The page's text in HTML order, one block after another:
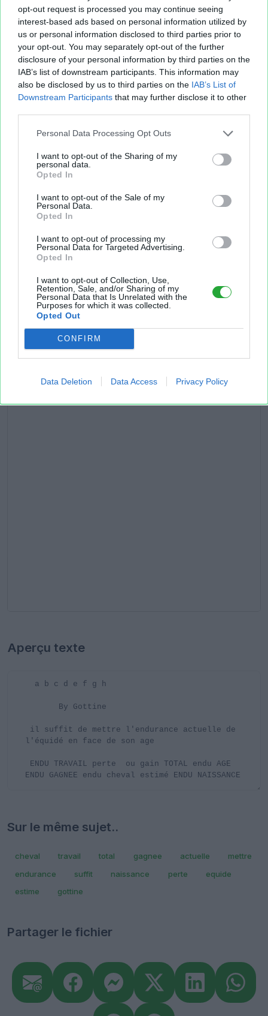
opt-out request is processed you may continue seeing
interest-based ads based on personal information utilized by
us or personal information disclosed to third parties prior to
your opt-out. You may separately opt-out of the further
disclosure of your personal information by third parties on the
IAB’s list of downstream participants. This information may
also be disclosed by us to third parties on the IAB’s List of
Downstream Participants that may further disclose it to other
Personal Data Processing Opt Outs
I want to opt-out of the Sharing of my
personal data.
Opted In
I want to opt-out of the Sale of my
Personal Data.
Opted In
I want to opt-out of processing my
Personal Data for Targeted Advertising.
Opted In
I want to opt-out of Collection, Use,
Retention, Sale, and/or Sharing of my
Personal Data that Is Unrelated with the
Purposes for which it was collected.
Opted Out
CONFIRM
Data Deletion Data Access Privacy Policy
Aperçu texte
Sur le même sujet..
cheval travail total gagnee actuelle
mettre
endurance
suffit naissance perte
equide
estime
gottine
Partager le fichier